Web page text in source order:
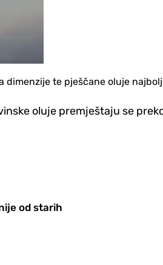
te pješčane oluje
oluje premještaju se
od starih